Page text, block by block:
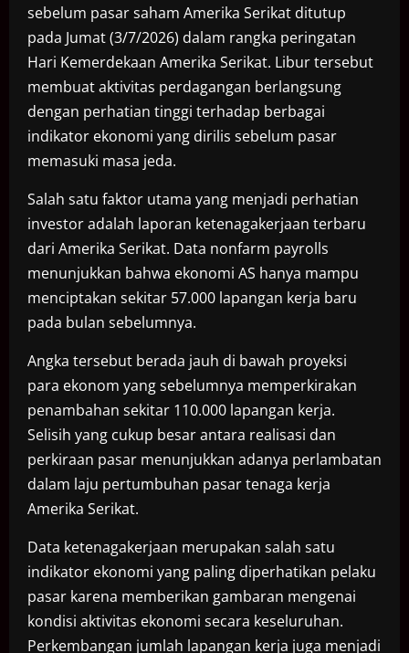
sebelum pasar saham Amerika Serikat ditutup
pada Jumat (3/7/2026) dalam rangka peringatan
Hari Kemerdekaan Amerika Serikat. Libur tersebut
membuat aktivitas perdagangan berlangsung
dengan perhatian tinggi terhadap berbagai
indikator ekonomi yang dirilis sebelum pasar
memasuki masa jeda.
Salah satu faktor utama yang menjadi perhatian
investor adalah laporan ketenagakerjaan terbaru
dari Amerika Serikat. Data nonfarm payrolls
menunjukkan bahwa ekonomi AS hanya mampu
menciptakan sekitar 57.000 lapangan kerja baru
pada bulan sebelumnya.
Angka tersebut berada jauh di bawah proyeksi
para ekonom yang sebelumnya memperkirakan
penambahan sekitar 110.000 lapangan kerja.
Selisih yang cukup besar antara realisasi dan
perkiraan pasar menunjukkan adanya perlambatan
dalam laju pertumbuhan pasar tenaga kerja
Amerika Serikat.
Data ketenagakerjaan merupakan salah satu
indikator ekonomi yang paling diperhatikan pelaku
pasar karena memberikan gambaran mengenai
kondisi aktivitas ekonomi secara keseluruhan.
Perkembangan jumlah lapangan kerja juga menjadi